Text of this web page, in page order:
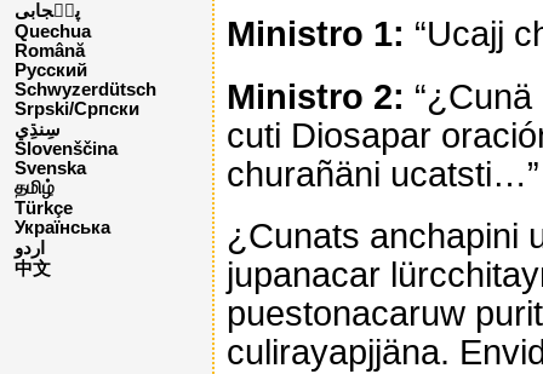
پن٘جابی
Quechua
Română
Русский
Schwyzerdütsch
Srpski/Српски
Slovenščina
Svenska
தமிழ்
Türkçe
Українська
اردو
中文
Ministro 1: “Ucajj
Ministro 2:
cuti Diosapar
churañäni ucatsti…”
¿Cunats anchapini
jupanacar
puestonacaruw
culirayapjjäna.